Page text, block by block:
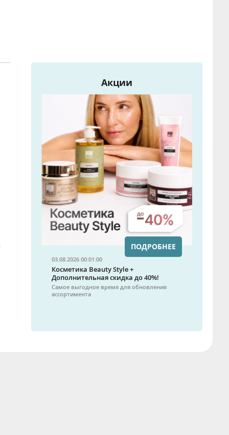
Акции
03.08.2026 00:01:00
Косметика Beauty Style +
Дополнительная скидка до 40%!
Самое выгодное время для обновления
ассортимента
ПОДРОБНЕЕ